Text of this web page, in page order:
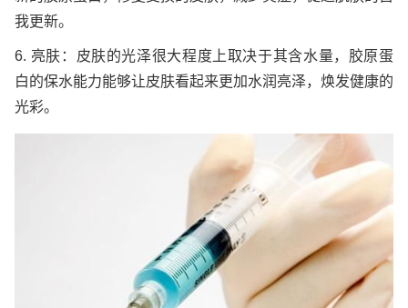
我更新。
6. 亮肤：皮肤的光泽很大程度上取决于其含水量，胶原蛋
白的保水能力能够让皮肤看起来更加水润亮泽，焕发健康的
光彩。